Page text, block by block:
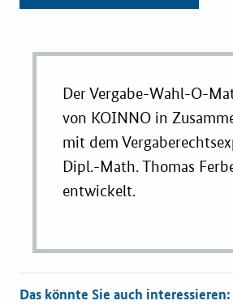
Der Vergabe-Wahl-O-
von KOINNO in
mit dem
Dipl.-Math. Thomas
entwickelt.
Das könnte Sie auch interessieren: